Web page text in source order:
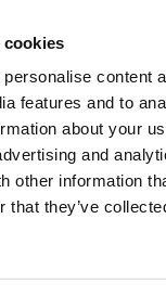
cookies
content
features and to
about your
and
other information
that they’ve
401